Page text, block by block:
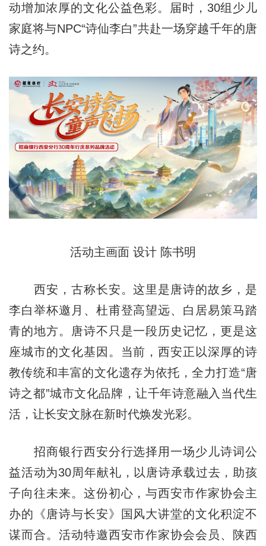
动增加浓厚的文化公益色彩。届时，30组少儿
家庭将与NPC“诗仙李白”共赴一场穿越千年的唐
诗之约。
活动主画面 设计 陈书明
西安，古称长安。这里是唐诗的故乡，是
李白举杯邀月、杜甫登高望远、白居易策马踏
青的地方。唐诗不只是一段历史记忆，更是这
座城市的文化基因。当前，西安正以深厚的诗
教传统和丰富的文化遗存为依托，全力打造“唐
诗之都”城市文化品牌，让千年诗意融入当代生
活，让长安文脉在新时代焕发光彩。
招商银行西安分行选择用一场少儿诗词公
益活动为30周年献礼，以唐诗承载过去，助孩
子向往未来。这份初心，与西安市作家协会主
办的《唐诗与长安》国风大讲堂的文化积淀不
谋而合。活动特邀西安市作家协会会员、陕西